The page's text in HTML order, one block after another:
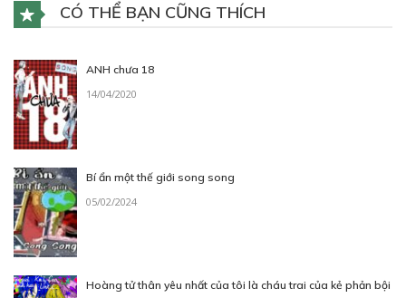
CÓ THỂ BẠN CŨNG THÍCH
ANH chưa 18
14/04/2020
Bí ẩn một thế giới song song
05/02/2024
Hoàng tử thân yêu nhất của tôi là cháu trai của kẻ phản bội